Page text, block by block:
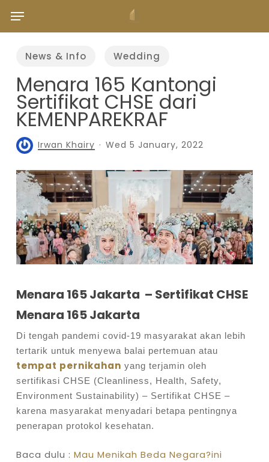
content
Menu
News & Info Wedding
Menara 165 Kantongi
Sertifikat CHSE dari
KEMENPAREKRAF
Irwan Khairy Wed 5 January, 2022
Menara 165 Jakarta – Sertifikat CHSE
Menara 165 Jakarta
Di tengah pandemi covid-19 masyarakat akan lebih
tertarik untuk menyewa balai pertemuan atau
tempat pernikahan yang terjamin oleh
sertifikasi CHSE (Cleanliness, Health, Safety,
Environment Sustainability) – Sertifikat CHSE –
karena masyarakat menyadari betapa pentingnya
penerapan protokol kesehatan.
Baca dulu : Mau Menikah Beda Negara?ini